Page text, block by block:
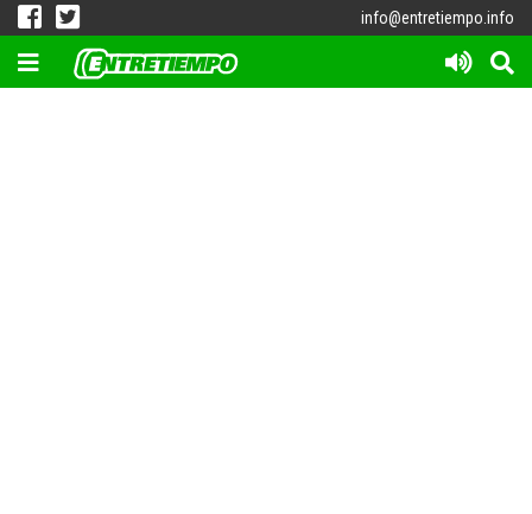
info@entretiempo.info